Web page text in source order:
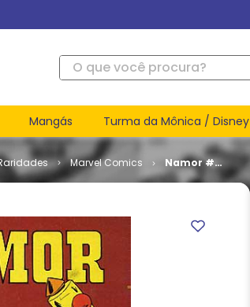
O que você procura?
Mangás Turma da Mônica / Disney
Marvel Comics
Namor #
04